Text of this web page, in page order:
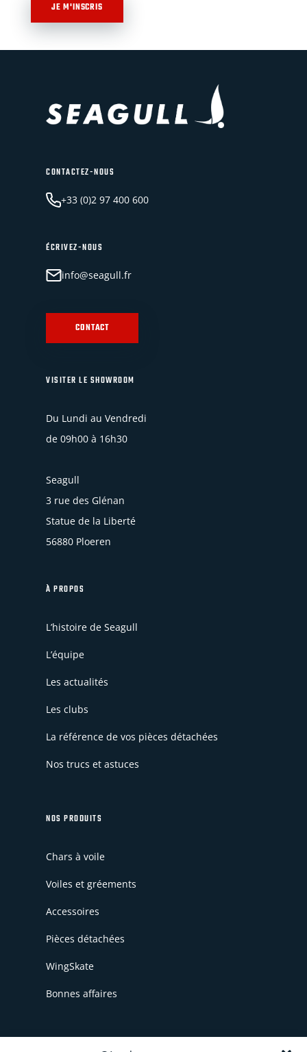
JE M'INSCRIS
CONTACTEZ-NOUS
+33 (0)2 97 400 600
ÉCRIVEZ-NOUS
info@seagull.fr
CONTACT
VISITER LE SHOWROOM
Du Lundi au Vendredi
de 09h00 à 16h30
Seagull
3 rue des Glénan
Statue de la Liberté
56880 Ploeren
À PROPOS
L’histoire de Seagull
L’équipe
Les actualités
Les clubs
La référence de vos pièces détachées
Nos trucs et astuces
NOS PRODUITS
Chars à voile
Voiles et gréements
Accessoires
Pièces détachées
WingSkate
Bonnes affaires
INFORMATIONS